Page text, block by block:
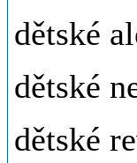
dětské
dětské
dětské